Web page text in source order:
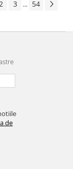
2 3 ... 54
de